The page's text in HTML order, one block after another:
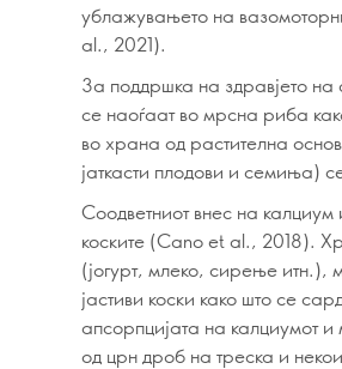
ублажувањето на
al., 2021).
За поддршка на здравјето
се наоѓаат во мрсна риба
во храна од растителна
јаткасти плодови и семиња)
Соодветниот внес на
коските (Cano et al., 2018).
(јогурт, млеко, сирење итн.),
јастиви коски како што се
апсорпцијата на калциумот
од црн дроб на треска и